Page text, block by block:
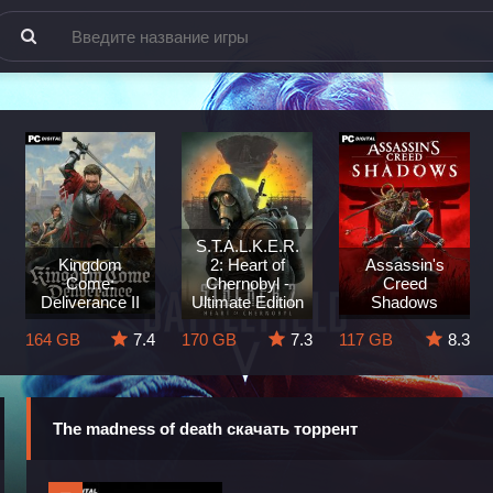
Kingdom
Come:
Deliverance II
164 GB
7.4
S.T.A.L.K.E.R.
2: Heart of
Chernobyl -
Ultimate Edition
170 GB
7.3
Assassin's
Creed
Shadows
117 GB
8.3
The madness of death скачать торрент